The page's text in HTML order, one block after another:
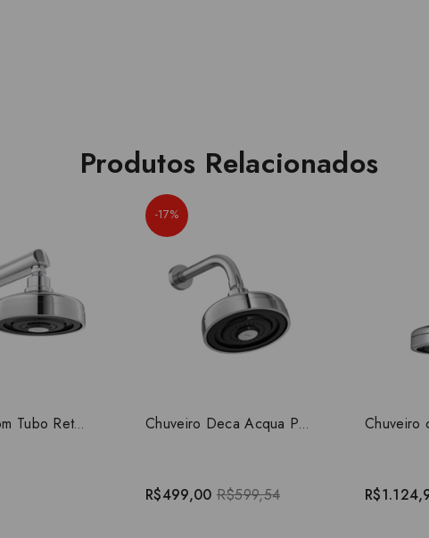
Produtos Relacionados
Chuveiro com Tubo Reto Parede Deca Acqua Plus Cromado 1990.C.CT
-17%
Chuveiro Deca Acqua Plus Com Tubo Curvo 1990.C.STD
R$499,00 R$599,54